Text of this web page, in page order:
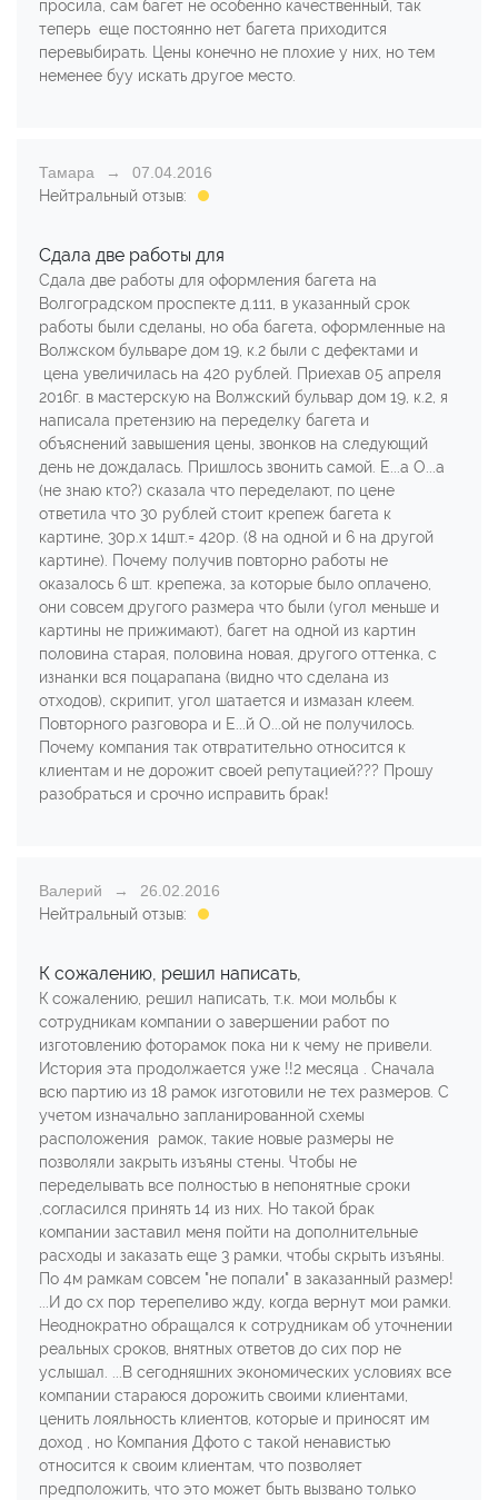
просила, сам багет не особенно качественный, так
теперь еще постоянно нет багета приходится
перевыбирать. Цены конечно не плохие у них, но тем
неменее буу искать другое место.
Тамара
07.04.2016
Нейтральный отзыв:
Сдала две работы для
Сдала две работы для оформления багета на
Волгоградском проспекте д.111, в указанный срок
работы были сделаны, но оба багета, оформленные на
Волжском бульваре дом 19, к.2 были с дефектами и
цена увеличилась на 420 рублей. Приехав 05 апреля
2016г. в мастерскую на Волжский бульвар дом 19, к.2, я
написала претензию на переделку багета и
объяснений завышения цены, звонков на следующий
день не дождалась. Пришлось звонить самой. Е...а О...а
(не знаю кто?) сказала что переделают, по цене
ответила что 30 рублей стоит крепеж багета к
картине, 30р.х 14шт.= 420р. (8 на одной и 6 на другой
картине). Почему получив повторно работы не
оказалось 6 шт. крепежа, за которые было оплачено,
они совсем другого размера что были (угол меньше и
картины не прижимают), багет на одной из картин
половина старая, половина новая, другого оттенка, с
изнанки вся поцарапана (видно что сделана из
отходов), скрипит, угол шатается и измазан клеем.
Повторного разговора и Е...й О...ой не получилось.
Почему компания так отвратительно относится к
клиентам и не дорожит своей репутацией??? Прошу
разобраться и срочно исправить брак!
Валерий
26.02.2016
Нейтральный отзыв:
К сожалению, решил написать,
К сожалению, решил написать, т.к. мои мольбы к
сотрудникам компании о завершении работ по
изготовлению фоторамок пока ни к чему не привели.
История эта продолжается уже !!2 месяца . Сначала
всю партию из 18 рамок изготовили не тех размеров. С
учетом изначально запланированной схемы
расположения рамок, такие новые размеры не
позволяли закрыть изъяны стены. Чтобы не
переделывать все полностью в непонятные сроки
,согласился принять 14 из них. Но такой брак
компании заставил меня пойти на дополнительные
расходы и заказать еще 3 рамки, чтобы скрыть изъяны.
По 4м рамкам совсем "не попали" в заказанный размер!
...И до сх пор терепеливо жду, когда вернут мои рамки.
Неоднократно обращался к сотрудникам об уточнении
реальных сроков, внятных ответов до сих пор не
услышал. ...В сегодняшних экономических условиях все
компании стараюся дорожить своими клиентами,
ценить лояльность клиентов, которые и приносят им
доход , но Компания Дфото с такой ненавистью
относится к своим клиентам, что позволяет
предположить, что это может быть вызвано только